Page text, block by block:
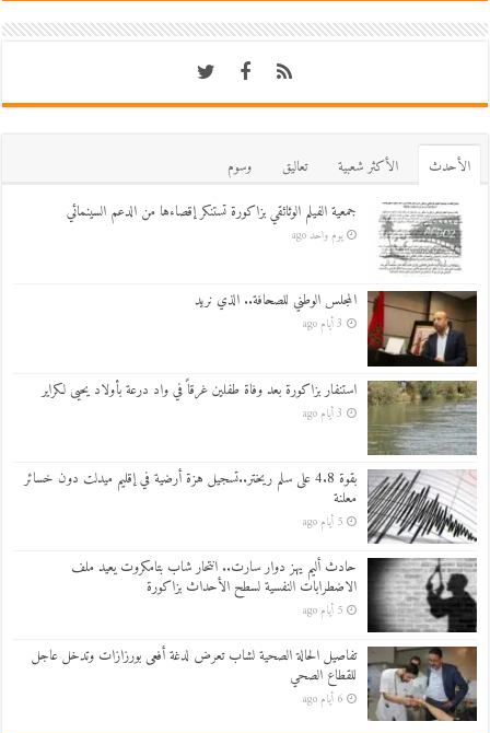
اﻷحدث اﻷكثر شعبية تعاليق
وسوم
جمعية الفيلم الوثائقي بزاكورة تستنكر إقصاءها من الدعم السينمائي
يوم واحد ago
المجلس الوطني للصحافة.. الذي نريد
3 أيام ago
استنفار بزاكورة بعد وفاة طفلين غرقاً في واد درعة بأولاد يحيى لكراير
3 أيام ago
بقوة 4.8 على سلم ريختر..تسجيل هزة أرضية في إقليم ميدلت دون خسائر
معلنة
5 أيام ago
حادث أليم يهز دوار سارت.. انتحار شاب بتامكروت يعيد ملف
الاضطرابات النفسية لسطح الأحداث بزاكورة
5 أيام ago
تفاصيل الحالة الصحية لشاب تعرض لدغة أفعى بورزازات وتدخل عاجل
للقطاع الصحي
6 أيام ago